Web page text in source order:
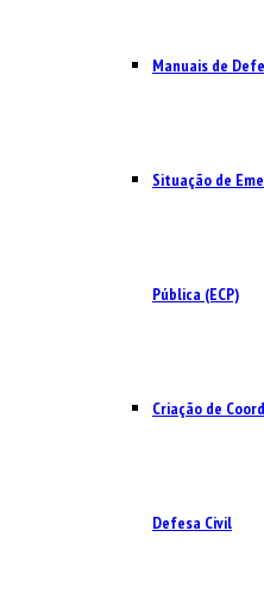
Manuais de
Situação de
Pública (ECP)
Criação de
Defesa Civil